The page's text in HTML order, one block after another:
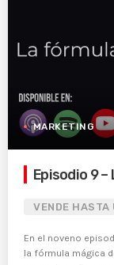
MARKETING
Episodio 9
VENDE HASTA
En el noveno
la fórmula mágica